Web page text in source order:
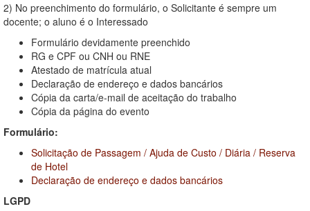
2) No preenchimento do formulário, o Solicitante é sempre um
docente; o aluno é o Interessado
Formulário devidamente preenchido
RG e CPF ou CNH ou RNE
Atestado de matrícula atual
Declaração de endereço e dados bancários
Cópia da carta/e-mail de aceitação do trabalho
Cópia da página do evento
Formulário:
Solicitação de Passagem / Ajuda de Custo / Diária / Reserva
de Hotel
Declaração de endereço e dados bancários
LGPD